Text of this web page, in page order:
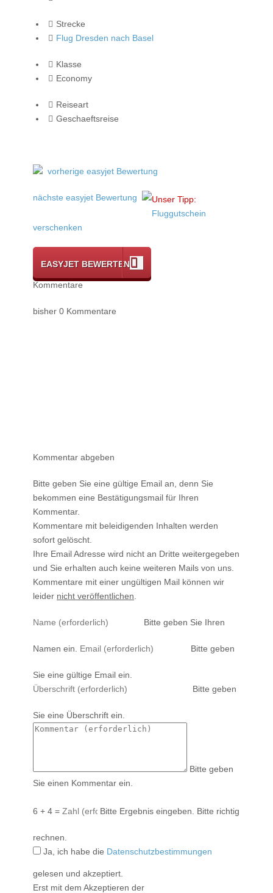
Strecke
Flug Dresden nach Basel
Klasse
Economy
Reiseart
Geschaeftsreise
vorherige easyjet Bewertung
nächste easyjet Bewertung
Unser Tipp:
Fluggutschein
verschenken
EASYJET BEWERTEN
Kommentare
bisher 0 Kommentare
Kommentar abgeben
Bitte geben Sie eine gültige Email an, denn Sie
bekommen eine Bestätigungsmail für Ihren
Kommentar.
Kommentare mit beleidigenden Inhalten werden
sofort gelöscht.
Ihre Email Adresse wird nicht an Dritte weitergegeben
und Sie erhalten auch keine weiteren Mails von uns.
Kommentare mit einer ungültigen Mail können wir
leider nicht veröffentlichen
Bitte geben Sie Ihren
Namen ein. Bitte geben
Sie eine gültige Email ein.
Bitte geben
Sie eine Überschrift ein.
Bitte geben
Sie einen Kommentar ein.
6 + 4 = Bitte Ergebnis eingeben. Bitte richtig
rechnen.
Ja, ich habe die Datenschutzbestimmungen
gelesen und akzeptiert.
Erst mit dem Akzeptieren der